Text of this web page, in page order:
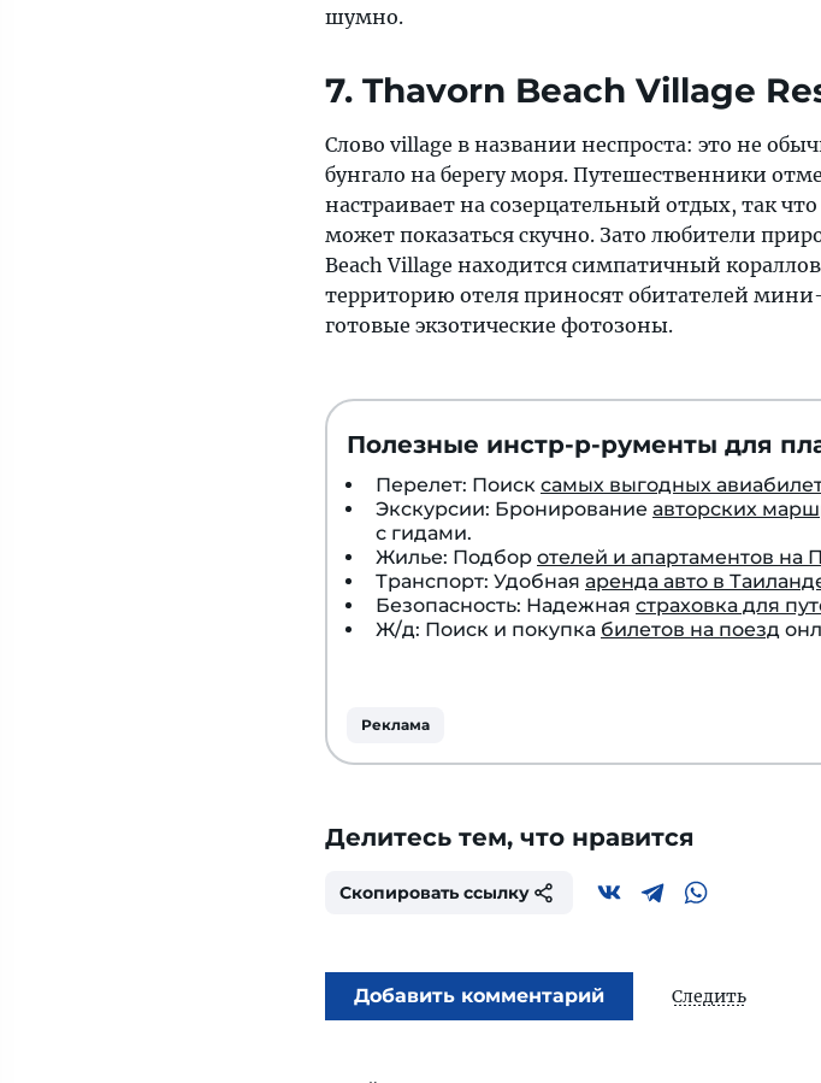
шумно.
7. Thavorn Beach Village
Слово village в названии неспроста: это не
бунгало на берегу моря. Путешественники
настраивает на созерцательный отдых, так
может показаться скучно. Зато любители
Beach Village находится симпатичный
территорию отеля приносят обитателей
готовые экзотические фотозоны.
Полезные инстр-р-рументы для
Перелет: Поиск самых выгодных
Экскурсии: Бронирование авторских
с гидами.
Жилье: Подбор отелей и апартаментов на
Транспорт: Удобная аренда авто в
Безопасность: Надежная страховка для
Ж/д: Поиск и покупка билетов на поезд
Реклама
Делитесь тем, что нравится
Скопировать ссылку
Добавить комментарий Следить